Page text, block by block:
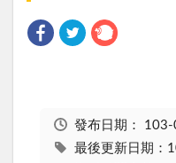
發布日期： 103-
最後更新日期：